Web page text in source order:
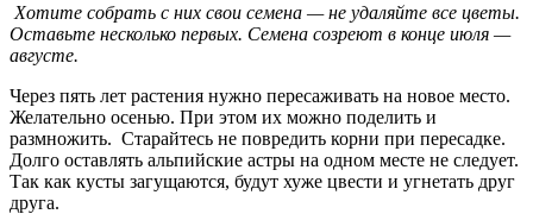
Хотите собрать с них свои семена — не удаляйте все цветы.
Оставьте несколько первых. Семена созреют в конце июля —
августе.
Через пять лет растения нужно пересаживать на новое место.
Желательно осенью. При этом их можно поделить и
размножить. Старайтесь не повредить корни при пересадке.
Долго оставлять альпийские астры на одном месте не следует.
Так как кусты загущаются, будут хуже цвести и угнетать друг
друга.